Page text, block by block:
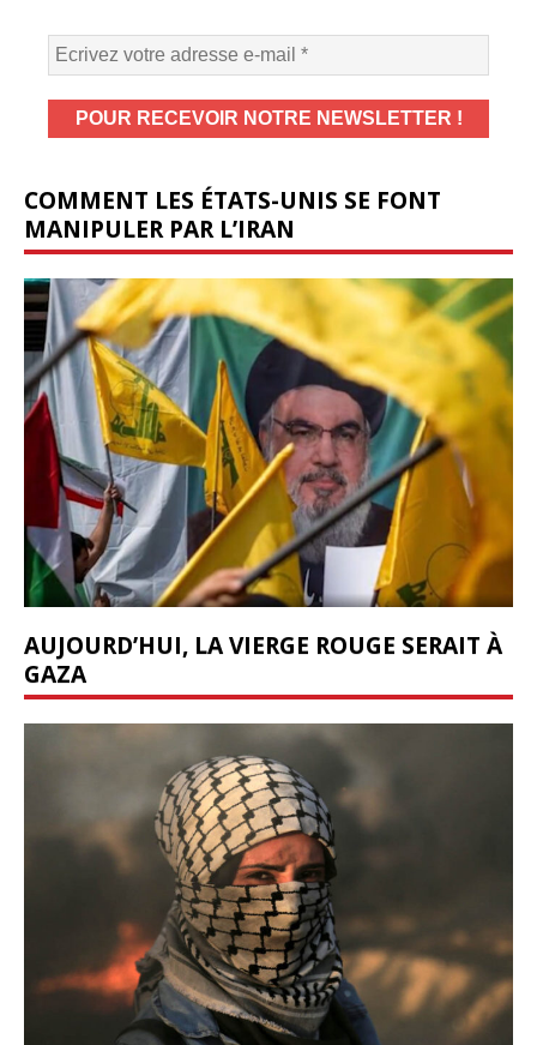
COMMENT LES ÉTATS-UNIS SE FONT
MANIPULER PAR L’IRAN
AUJOURD’HUI, LA VIERGE ROUGE SERAIT À
GAZA